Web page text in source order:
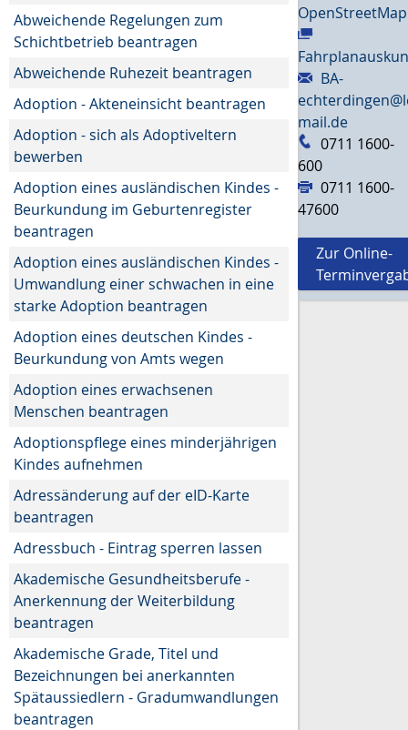
Abweichende Regelungen zum
Schichtbetrieb beantragen
Abweichende Ruhezeit beantragen
Adoption - Akteneinsicht beantragen
Adoption - sich als Adoptiveltern
bewerben
Adoption eines ausländischen Kindes -
Beurkundung im Geburtenregister
beantragen
Adoption eines ausländischen Kindes -
Umwandlung einer schwachen in eine
starke Adoption beantragen
Adoption eines deutschen Kindes -
Beurkundung von Amts wegen
Adoption eines erwachsenen
Menschen beantragen
Adoptionspflege eines minderjährigen
Kindes aufnehmen
Adressänderung auf der eID-Karte
beantragen
Adressbuch - Eintrag sperren lassen
Akademische Gesundheitsberufe -
Anerkennung der Weiterbildung
beantragen
Akademische Grade, Titel und
Bezeichnungen bei anerkannten
Spätaussiedlern - Gradumwandlungen
beantragen
OpenStreetMap
BA-
mail.de
0711 1600-
600
0711 1600-
47600
Zur Online-